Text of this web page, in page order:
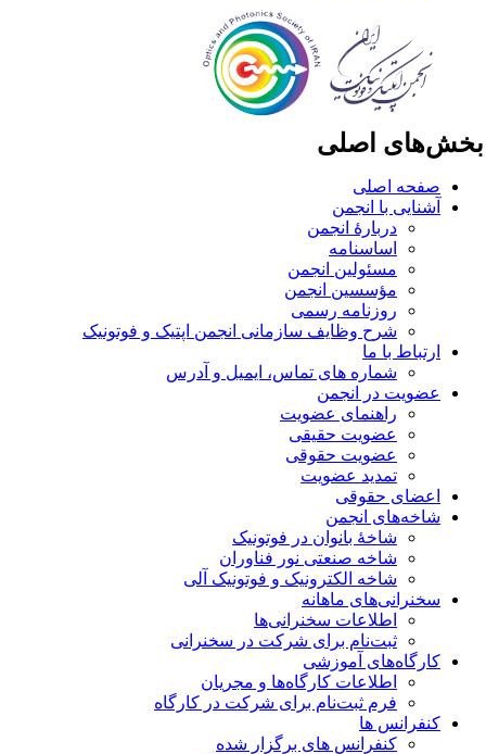
اصلی
صفحه اصلی
آشنایی با انجمن
دربارۀ انجمن
اساسنامه
مسئولین انجمن
مؤسسین انجمن
روزنامه رسمی
شرح وظایف سازمانی انجمن اپتیک و فوتونیک
ارتباط با ما
شماره های تماس، ایمیل و آدرس
عضویت در انجمن
راهنمای عضویت
عضویت حقیقی
عضویت حقوقی
تمدید عضویت
اعضای حقوقی
شاخه‌های انجمن
شاخۀ بانوان در فوتونیک
شاخه صنعتی نور فناوران
شاخه‌ الکترونیک و فوتونیک آلی
سخنرانی‌های ماهانه
اطلاعات سخنرانی‌‌ها
ثبت‌نام برای شرکت در سخنرانی
کارگاه‌های آموزشی
اطلاعات کارگاه‌ها و مجریان
فرم ثبت‌نام برای شرکت در کارگاه
کنفرانس ها
کنفرانس های برگزار شده